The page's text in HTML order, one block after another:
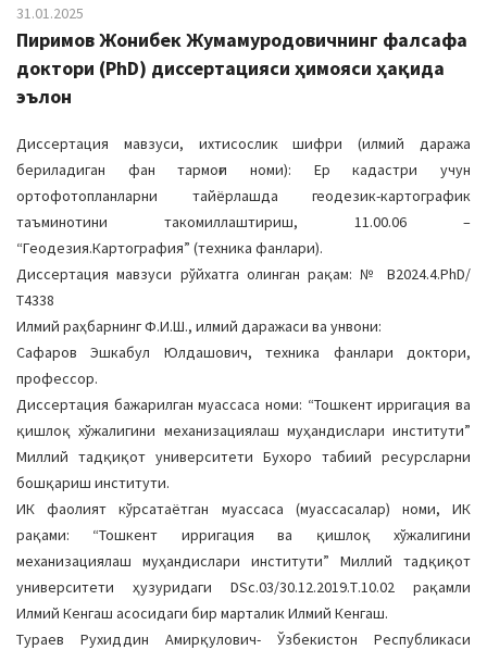
31.01.2025
Пиримов Жонибек Жумамуродовичнинг фалсафа
доктори (PhD) диссертацияси ҳимояси ҳақида
эълон
Диссертация мавзуси, ихтисослик шифри (илмий даража
бериладиган фан тармоғи номи): Ер кадастри учун
ортофотопланларни тайёрлашда геодезик-картографик
таъминотини такомиллаштириш, 11.00.06 –
“Геодезия.Картография” (техника фанлари).
Диссертация мавзуси рўйхатга олинган рақам: № В2024.4.PhD/
Т4338
Илмий раҳбарнинг Ф.И.Ш., илмий даражаси ва унвони:
Сафаров Эшкабул Юлдашович, техника фанлари доктори,
профессор.
Диссертация бажарилган муассаса номи: “Тошкент ирригация ва
қишлоқ хўжалигини механизациялаш муҳандислари институти”
Миллий тадқиқот университети Бухоро табиий ресурсларни
бошқариш институти.
ИК фаолият кўрсатаётган муассаса (муассасалар) номи, ИК
рақами: “Тошкент ирригация ва қишлоқ хўжалигини
механизациялаш муҳандислари институти” Миллий тадқиқот
университети ҳузуридаги DSc.03/30.12.2019.Т.10.02 рақамли
Илмий Кенгаш асосидаги бир марталик Илмий Кенгаш.
Тураев Рухиддин Амирқулович- Ўзбекистон Республикаси